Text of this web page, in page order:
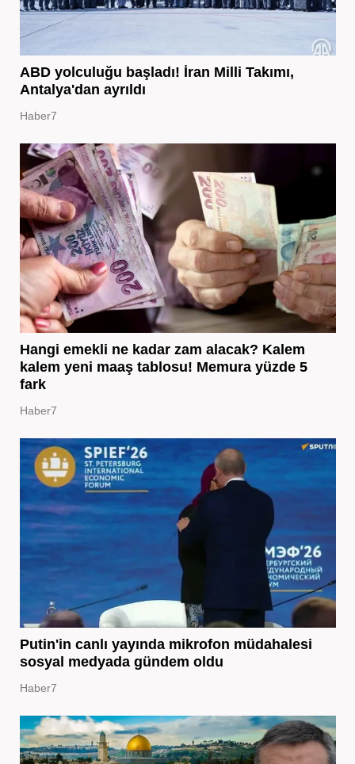
ABD yolculuğu başladı! İran Milli Takımı,
Antalya'dan ayrıldı
Haber7
Hangi emekli ne kadar zam alacak? Kalem
kalem yeni maaş tablosu! Memura yüzde 5
fark
Haber7
Putin'in canlı yayında mikrofon müdahalesi
sosyal medyada gündem oldu
Haber7